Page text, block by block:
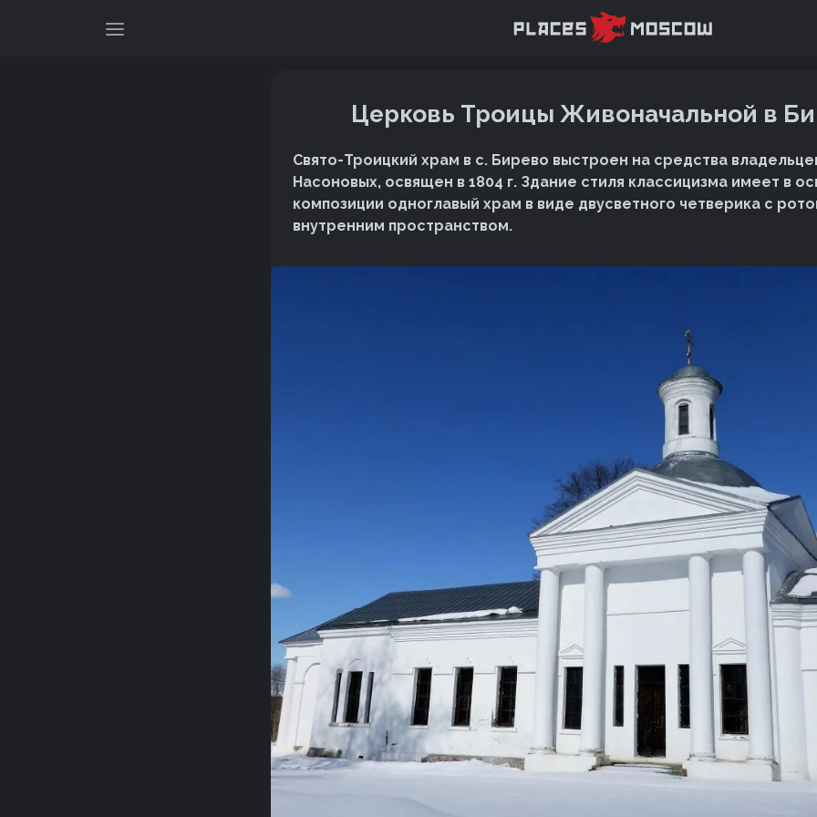
Церковь Троицы Живоначальной в
Свято-Троицкий храм в с. Бирево выстроен на средства
Насоновых, освящен в 1804 г. Здание стиля классицизма имеет в
композиции одноглавый храм в виде двусветного четверика с
внутренним пространством.